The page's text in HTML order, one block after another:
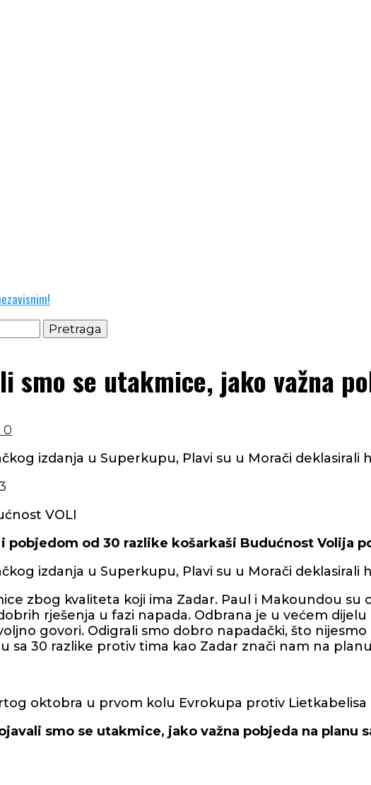
smo se utakmice, jako važna
0
izdanja u Superkupu, Plavi su u Morači deklasirali
VOLI
i pobjedom od 30 razlike košarkaši Budućnost Volija
izdanja u Superkupu, Plavi su u Morači deklasirali
zbog kvaliteta koji ima Zadar. Paul i Makoundou
rješenja u fazi napada. Odbrana je u većem
govori. Odigrali smo dobro napadački, što
sa 30 razlike protiv tima kao Zadar znači nam na
oktobra u prvom kolu Evrokupa protiv Lietkabelisa
smo se utakmice, jako važna pobjeda na planu